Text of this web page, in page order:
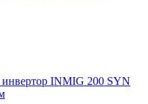
INMIG 200 SYN